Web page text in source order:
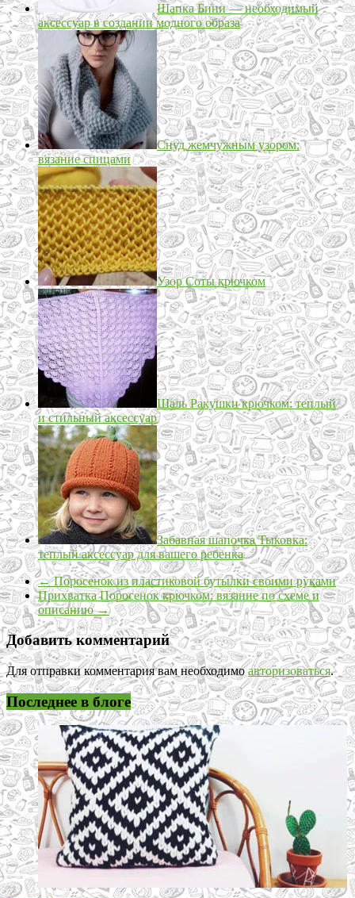
Шапка Бини — необходимый
аксессуар в создании модного образа
Снуд жемчужным узором:
вязание спицами
Узор Соты крючком
Шаль Ракушки крючком: теплый
и стильный аксессуар
Забавная шапочка Тыковка:
теплый аксессуар для вашего ребенка
←Поросенок из пластиковой бутылки своими руками
Прихватка Поросенок крючком: вязание по схеме и
описанию→
Добавить комментарий
Для отправки комментария вам необходимоавторизоваться.
Последнее в блоге